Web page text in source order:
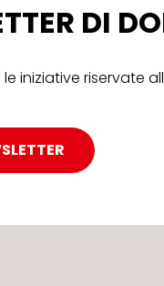
DI
iniziative riservate